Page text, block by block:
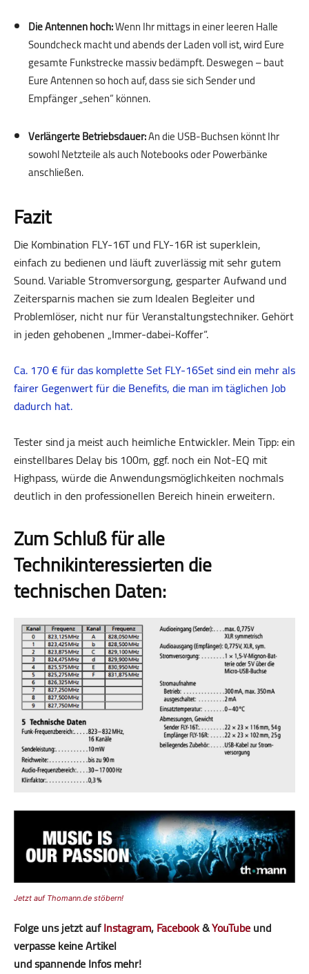
Die Antennen hoch:Wenn Ihr mittags in einer leeren Halle
Soundcheck macht und abends der Laden voll ist, wird Eure
gesamte Funkstrecke massiv bedämpft. Deswegen – baut
Eure Antennen so hoch auf, dass sie sich Sender und
Empfänger „sehen“ können.
Verlängerte Betriebsdauer:An die USB-Buchsen könnt Ihr
sowohl Netzteile als auch Notebooks oder Powerbänke
anschließen.
Fazit
Die Kombination FLY-16T und FLY-16R ist superklein,
einfach zu bedienen und läuft zuverlässig mit sehr gutem
Sound. Variable Stromversorgung, gesparter Aufwand und
Zeitersparnis machen sie zum Idealen Begleiter und
Problemlöser, nicht nur für Veranstaltungstechniker. Gehört
in jeden gehobenen „Immer-dabei-Koffer“.
Ca. 170 € für das komplette Set FLY-16Set sind ein mehr als
fairer Gegenwert für die Benefits, die man im täglichen Job
dadurch hat.
Tester sind ja meist auch heimliche Entwickler. Mein Tipp: ein
einstellbares Delay bis 100m, ggf. noch ein Not-EQ mit
Highpass, würde die Anwendungsmöglichkeiten nochmals
deutlich in den professionellen Bereich hinein erweitern.
Zum Schluß für alle
Technikinteressierten die
technischen Daten:
Jetzt auf Thomann.de stöbern!
Folge uns jetzt aufInstagram,Facebook&YouTubeund
verpasse keine Artikel
und spannende Infos mehr!